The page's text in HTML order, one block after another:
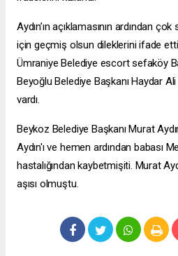
Aydın’ın açıklamasının ardından
için geçmiş olsun dileklerini ifade
Ümraniye Belediye escort sefaköy
Beyoğlu Belediye Başkanı Haydar Ali
vardı.
Beykoz Belediye Başkanı Murat
Aydın'ı ve hemen ardından babası
hastalığından kaybetmişiti. Murat
aşısı olmuştu.